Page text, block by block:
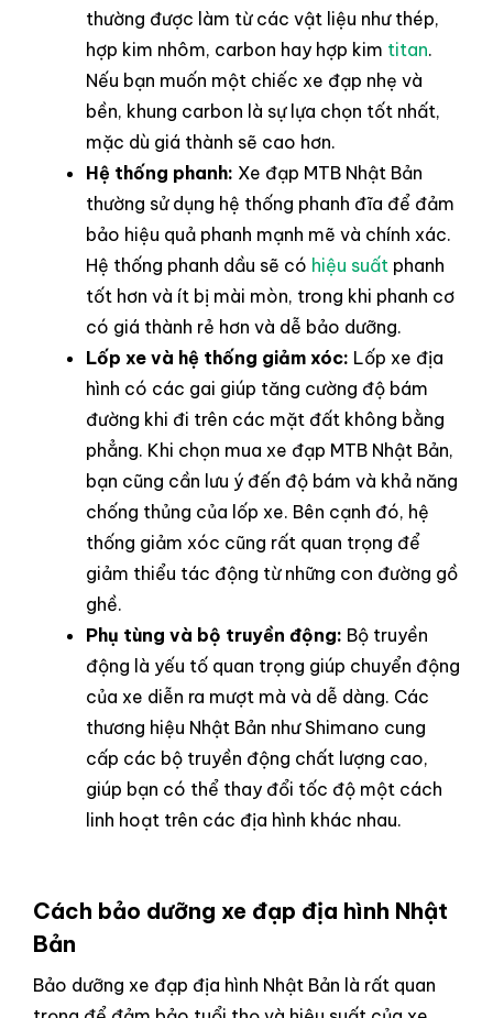
thường được làm từ các vật liệu như thép,
hợp kim nhôm, carbon hay hợp kim titan.
Nếu bạn muốn một chiếc xe đạp nhẹ và
bền, khung carbon là sự lựa chọn tốt nhất,
mặc dù giá thành sẽ cao hơn.
Hệ thống phanh: Xe đạp MTB Nhật Bản
thường sử dụng hệ thống phanh đĩa để đảm
bảo hiệu quả phanh mạnh mẽ và chính xác.
Hệ thống phanh dầu sẽ có hiệu suất phanh
tốt hơn và ít bị mài mòn, trong khi phanh cơ
có giá thành rẻ hơn và dễ bảo dưỡng.
Lốp xe và hệ thống giảm xóc: Lốp xe địa
hình có các gai giúp tăng cường độ bám
đường khi đi trên các mặt đất không bằng
phẳng. Khi chọn mua xe đạp MTB Nhật Bản,
bạn cũng cần lưu ý đến độ bám và khả năng
chống thủng của lốp xe. Bên cạnh đó, hệ
thống giảm xóc cũng rất quan trọng để
giảm thiểu tác động từ những con đường gồ
ghề.
Phụ tùng và bộ truyền động: Bộ truyền
động là yếu tố quan trọng giúp chuyển động
của xe diễn ra mượt mà và dễ dàng. Các
thương hiệu Nhật Bản như Shimano cung
cấp các bộ truyền động chất lượng cao,
giúp bạn có thể thay đổi tốc độ một cách
linh hoạt trên các địa hình khác nhau.
Cách bảo dưỡng xe đạp địa hình Nhật
Bản
Bảo dưỡng xe đạp địa hình Nhật Bản là rất quan